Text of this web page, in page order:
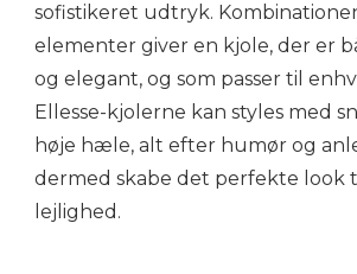
sofistikeret udtryk.
elementer giver en kjole, der er
og elegant, og som passer til
Ellesse-kjolerne kan styles med
høje hæle, alt efter humør og
dermed skabe det perfekte look
lejlighed.